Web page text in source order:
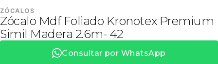
ZÓCALOS
Zócalo Mdf Foliado Kronotex Premium
Simil Madera 2.6m- 42
Consultar por WhatsApp